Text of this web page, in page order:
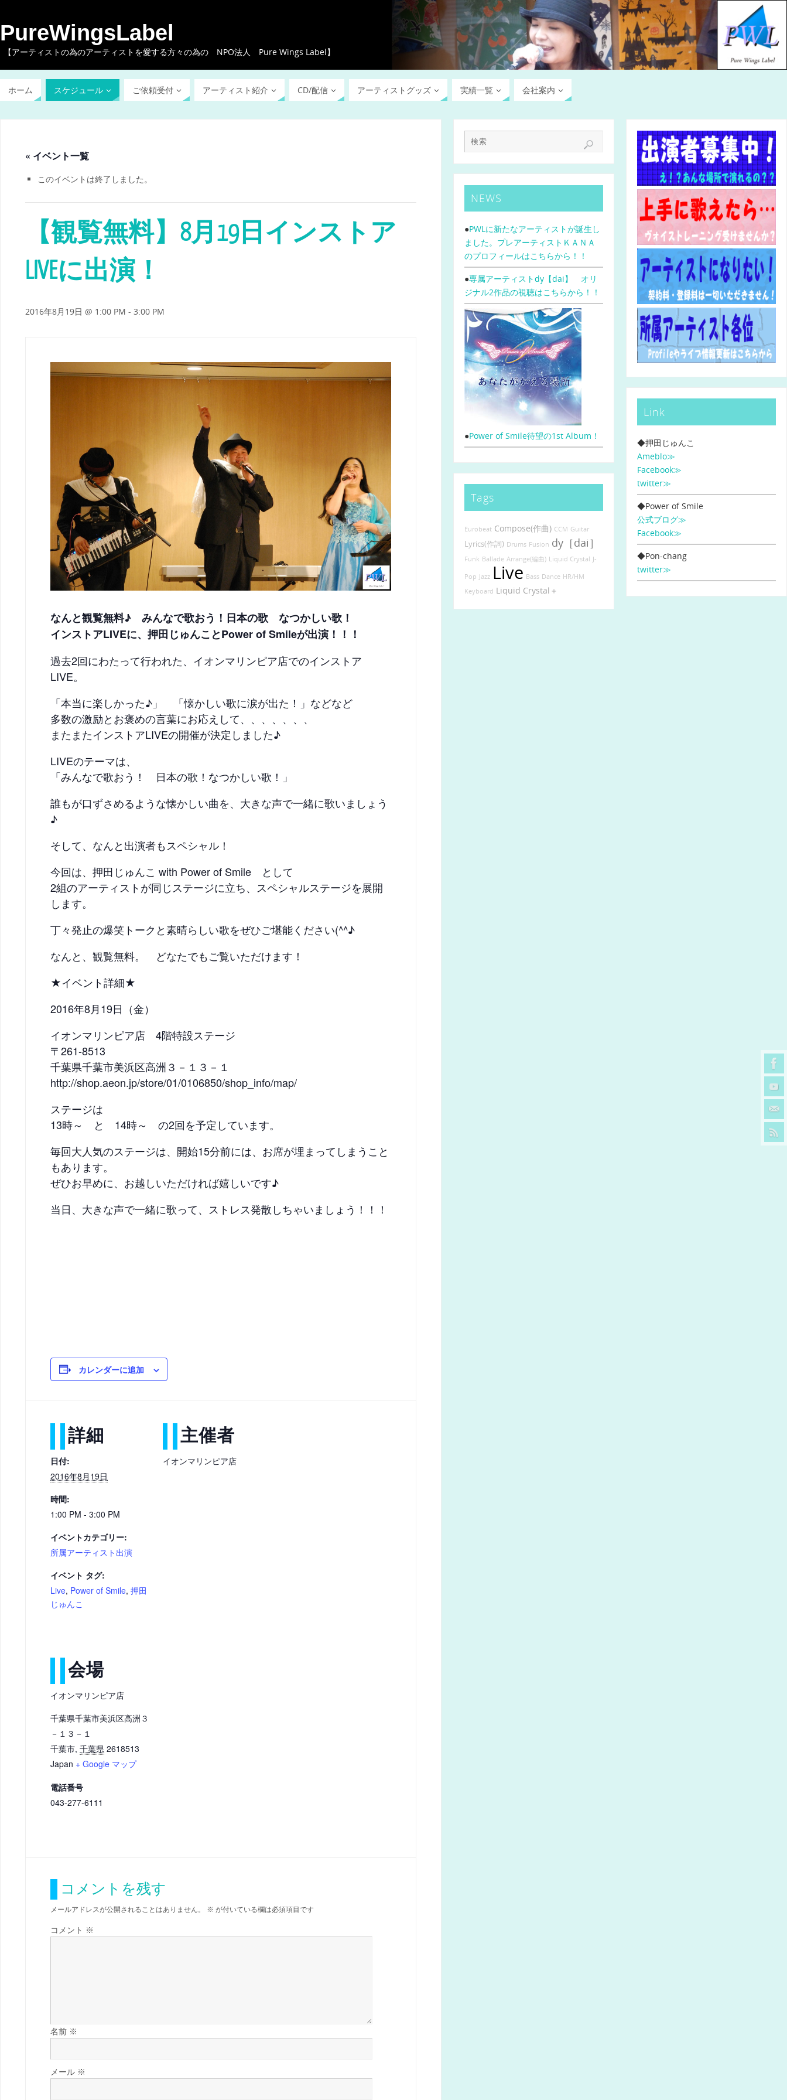
PureWingsLabel
【アーティストの為のアーティストを愛する方々の為の NPO法人 Pure Wings Label】
ホーム スケジュール ご依頼受付 アーティスト紹介 CD/配信 アーティストグッズ 実績一覧 会社案内
« イベント一覧
このイベントは終了しました。
【観覧無料】8月19日インストア
LIVEに出演！
2016年8月19日 @ 1:00 PM - 3:00 PM
なんと観覧無料♪ みんなで歌おう！日本の歌 なつかしい歌！
インストアLIVEに、押田じゅんことPower of Smileが出演！！！
過去2回にわたって行われた、イオンマリンピア店でのインストア
LIVE。
「本当に楽しかった♪」 「懐かしい歌に涙が出た！」などなど
多数の激励とお褒めの言葉にお応えして、、、、、、、
またまたインストアLIVEの開催が決定しました♪
LIVEのテーマは、
「みんなで歌おう！ 日本の歌！なつかしい歌！」
誰もが口ずさめるような懐かしい曲を、大きな声で一緒に歌いましょう
♪
そして、なんと出演者もスペシャル！
今回は、押田じゅんこ with Power of Smile として
2組のアーティストが同じステージに立ち、スペシャルステージを展開
します。
丁々発止の爆笑トークと素晴らしい歌をぜひご堪能ください(^^♪
なんと、観覧無料。 どなたでもご覧いただけます！
★イベント詳細★
2016年8月19日（金）
イオンマリンピア店 4階特設ステージ
〒261-8513
千葉県千葉市美浜区高洲３－１３－１
http://shop.aeon.jp/store/01/0106850/shop_info/map/
ステージは
13時～ と 14時～ の2回を予定しています。
毎回大人気のステージは、開始15分前には、お席が埋まってしまうこと
もあります。
ぜひお早めに、お越しいただければ嬉しいです♪
当日、大きな声で一緒に歌って、ストレス発散しちゃいましょう！！！
カレンダーに追加
詳細
日付:
2016年8月19日
時間:
1:00 PM - 3:00 PM
イベントカテゴリー:
所属アーティスト出演
イベント タグ:
Live, Power of Smile, 押田
じゅんこ
主催者
イオンマリンピア店
会場
イオンマリンピア店
千葉県千葉市美浜区高洲３
－１３－１
千葉市, 千葉県 2618513
Japan + Google マップ
電話番号
043-277-6111
コメントを残す
メールアドレスが公開されることはありません。 ※ が付いている欄は必須項目です
コメント ※
名前 ※
メール ※
NEWS
●PWLに新たなアーティストが誕生し
ました。プレアーティストＫＡＮＡ
のプロフィールはこちらから！！
●専属アーティストdy【dai】 オリ
ジナル2作品の視聴はこちらから！！
●Power of Smile待望の1st Album！
Tags
Eurobeat Compose(作曲) CCM Guitar
Lyrics(作詞) Drums Fusion dy［dai］
Funk Ballade Arrange(編曲) Liquid Crystal J-
Pop Jazz Live Bass Dance HR/HM
Keyboard Liquid Crystal＋
Link
◆押田じゅんこ
Ameblo≫
Facebook≫
twitter≫
◆Power of Smile
公式ブログ≫
Facebook≫
◆Pon-chang
twitter≫